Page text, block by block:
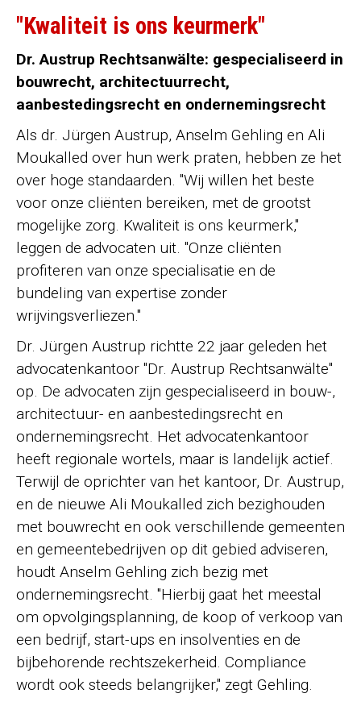
"Kwaliteit is ons keurmerk"
Dr. Austrup Rechtsanwälte: gespecialiseerd in
bouwrecht, architectuurrecht,
aanbestedingsrecht en ondernemingsrecht
Als dr. Jürgen Austrup, Anselm Gehling en Ali
Moukalled over hun werk praten, hebben ze het
over hoge standaarden. "Wij willen het beste
voor onze cliënten bereiken, met de grootst
mogelijke zorg. Kwaliteit is ons keurmerk,"
leggen de advocaten uit. "Onze cliënten
profiteren van onze specialisatie en de
bundeling van expertise zonder
wrijvingsverliezen."
Dr. Jürgen Austrup richtte 22 jaar geleden het
advocatenkantoor "Dr. Austrup Rechtsanwälte"
op. De advocaten zijn gespecialiseerd in bouw-,
architectuur- en aanbestedingsrecht en
ondernemingsrecht. Het advocatenkantoor
heeft regionale wortels, maar is landelijk actief.
Terwijl de oprichter van het kantoor, Dr. Austrup,
en de nieuwe Ali Moukalled zich bezighouden
met bouwrecht en ook verschillende gemeenten
en gemeentebedrijven op dit gebied adviseren,
houdt Anselm Gehling zich bezig met
ondernemingsrecht. "Hierbij gaat het meestal
om opvolgingsplanning, de koop of verkoop van
een bedrijf, start-ups en insolventies en de
bijbehorende rechtszekerheid. Compliance
wordt ook steeds belangrijker," zegt Gehling.